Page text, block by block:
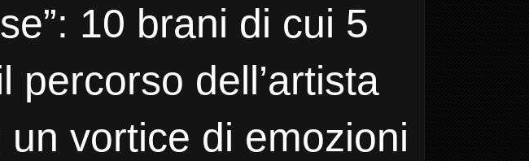
10 brani di cui 5
percorso dell’artista
vortice di emozioni